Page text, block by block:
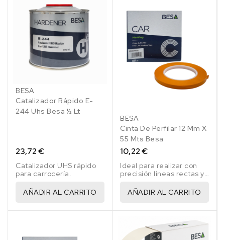
BESA
Catalizador Rápido E-
244 Uhs Besa ½ Lt
23,72 €
Catalizador UHS rápido
para carrocería.
AÑADIR AL CARRITO
BESA
Cinta De Perfilar 12 Mm X
55 Mts Besa
10,22 €
Ideal para realizar con
precisión líneas rectas y
AÑADIR AL CARRITO